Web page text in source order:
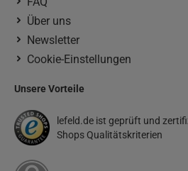
Über uns
Newsletter
Cookie-Einstellungen
Unsere Vorteile
lefeld.de ist geprüft und
Shops Qualitätskriterien